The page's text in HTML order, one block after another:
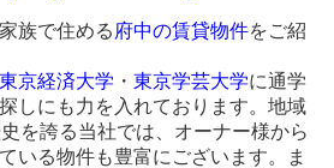
族で住める 府中の賃貸物件をご紹
東京経済大学 ・ 東京学芸大学に通学
しにも力を入れております。地域
を誇る当社では、オーナー様から
いる物件も豊富にございます。ま